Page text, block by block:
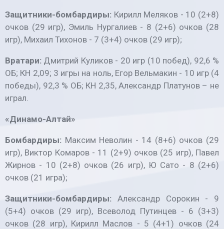
Защитники-бомбардиры: Кирилл Меляков - 10 (2+8)
очков (29 игр), Эмиль Нургалиев - 8 (2+6) очков (28
игр), Михаил Тихонов - 7 (3+4) очков (29 игр);
Вратари: Дмитрий Куликов - 20 игр (10 побед), 92,6 %
ОБ; КН 2,09; 3 игры на ноль, Егор Вельмакин - 10 игр (4
победы), 92,3 % ОБ; КН 2,35, Александр Платунов – не
играл.
«Динамо-Алтай»
Бомбардиры: Максим Неволин - 14 (8+6) очков (29
игр), Виктор Комаров - 11 (2+9) очков (25 игр), Павел
Жирнов - 10 (2+8) очков (26 игр), Ю Сато - 8 (2+6)
очков (21 игра);
Защитники-бомбардиры: Александр Сорокин - 9
(5+4) очков (29 игр), Всеволод Путинцев - 6 (3+3)
очков (28 игр), Кирилл Маслов - 5 (4+1) очков (24